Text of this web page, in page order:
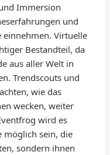
Immersion
und
einnehmen. Virtuelle
Bestandteil, da
aus aller Welt in
Trendscouts und
wie das
wecken, weiter
wird es
möglich sein, die
sondern ihnen